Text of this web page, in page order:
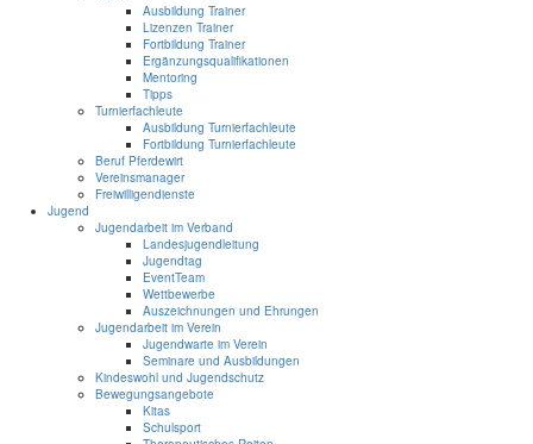
Ausbildung Trainer
Lizenzen Trainer
Fortbildung Trainer
Ergänzungsqualifikationen
Mentoring
Tipps
Turnierfachleute
Ausbildung Turnierfachleute
Fortbildung Turnierfachleute
Beruf Pferdewirt
Vereinsmanager
Freiwilligendienste
Jugend
Jugendarbeit im Verband
Landesjugendleitung
Jugendtag
EventTeam
Wettbewerbe
Auszeichnungen und Ehrungen
Jugendarbeit im Verein
Jugendwarte im Verein
Seminare und Ausbildungen
Kindeswohl und Jugendschutz
Bewegungsangebote
Kitas
Schulsport